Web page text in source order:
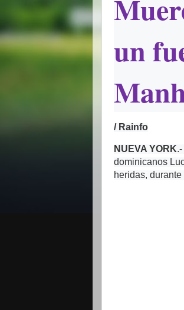
un
/ Rainfo
NUEVA YORK
dominicanos
heridas,